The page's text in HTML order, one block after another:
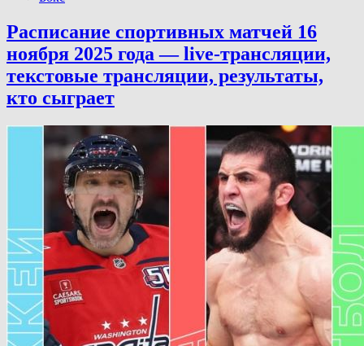
Расписание спортивных матчей 16
ноября 2025 года — live-трансляции,
текстовые трансляции, результаты,
кто сыграет